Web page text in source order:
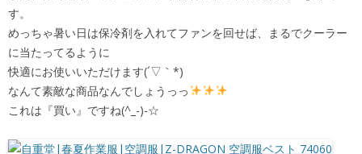
す。
めっちゃ暑い日は保冷剤を入れてファンを回せば、まるでクーラー
に当たってるように
快適にお使いいただけます(´▽｀*)
なんて素敵な商品なんでしょうっっ
これは『買い』ですね(^_-)-☆